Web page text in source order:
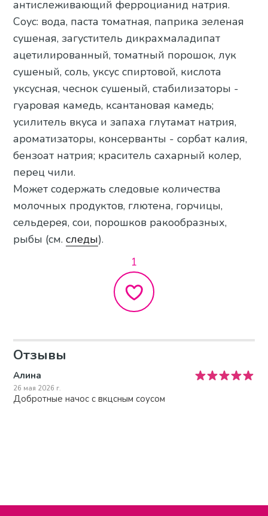
антислеживающий ферроцианид натрия.
Соус: вода, паста томатная, паприка зеленая
сушеная, загуститель дикрахмаладипат
ацетилированный, томатный порошок, лук
сушеный, соль, уксус спиртовой, кислота
уксусная, чеснок сушеный, стабилизаторы -
гуаровая камедь, ксантановая камедь;
усилитель вкуса и запаха глутамат натрия,
ароматизаторы, консерванты - сорбат калия,
бензоат натрия; краситель сахарный колер,
перец чили.
Может содержать следовые количества
молочных продуктов, глютена, горчицы,
сельдерея, сои, порошков ракообразных,
рыбы (см.следы).
1
Отзывы
Алина
26 мая 2026 г.
Добротные начос с вкцсным соусом